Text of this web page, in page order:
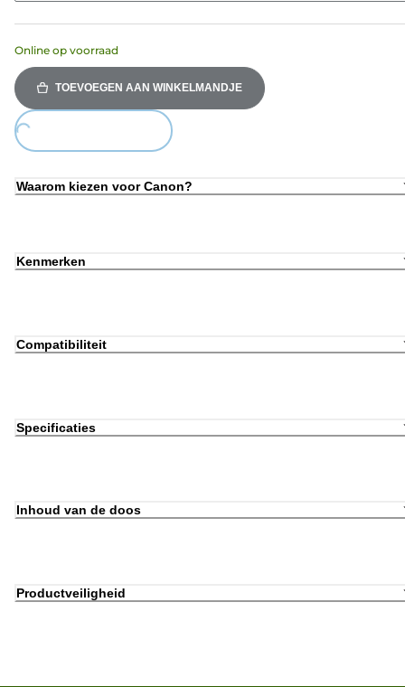
Online op voorraad
TOEVOEGEN AAN WINKELMANDJE
Loading...
Waarom kiezen voor Canon?
Kenmerken
Compatibiliteit
Specificaties
Inhoud van de doos
Productveiligheid